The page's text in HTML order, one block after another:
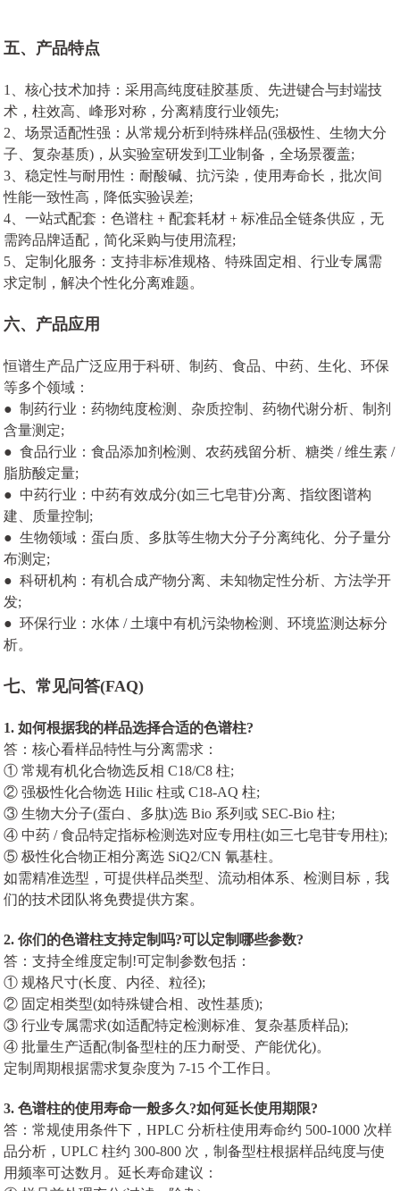
五、产品特点
1、核心技术加持：采用高纯度硅胶基质、先进键合与封端技
术，柱效高、峰形对称，分离精度行业领先;
2、场景适配性强：从常规分析到特殊样品(强极性、生物大分
子、复杂基质)，从实验室研发到工业制备，全场景覆盖;
3、稳定性与耐用性：耐酸碱、抗污染，使用寿命长，批次间
性能一致性高，降低实验误差;
4、一站式配套：色谱柱 + 配套耗材 + 标准品全链条供应，无
需跨品牌适配，简化采购与使用流程;
5、定制化服务：支持非标准规格、特殊固定相、行业专属需
求定制，解决个性化分离难题。
六、产品应用
恒谱生产品广泛应用于科研、制药、食品、中药、生化、环保
等多个领域：
● 制药行业：药物纯度检测、杂质控制、药物代谢分析、制剂
含量测定;
● 食品行业：食品添加剂检测、农药残留分析、糖类 / 维生素 /
脂肪酸定量;
● 中药行业：中药有效成分(如三七皂苷)分离、指纹图谱构
建、质量控制;
● 生物领域：蛋白质、多肽等生物大分子分离纯化、分子量分
布测定;
● 科研机构：有机合成产物分离、未知物定性分析、方法学开
发;
● 环保行业：水体 / 土壤中有机污染物检测、环境监测达标分
析。
七、常见问答(FAQ)
1. 如何根据我的样品选择合适的色谱柱?
答：核心看样品特性与分离需求：
① 常规有机化合物选反相 C18/C8 柱;
② 强极性化合物选 Hilic 柱或 C18-AQ 柱;
③ 生物大分子(蛋白、多肽)选 Bio 系列或 SEC-Bio 柱;
④ 中药 / 食品特定指标检测选对应专用柱(如三七皂苷专用柱);
⑤ 极性化合物正相分离选 SiQ2/CN 氰基柱。
如需精准选型，可提供样品类型、流动相体系、检测目标，我
们的技术团队将免费提供方案。
2. 你们的色谱柱支持定制吗?可以定制哪些参数?
答：支持全维度定制!可定制参数包括：
① 规格尺寸(长度、内径、粒径);
② 固定相类型(如特殊键合相、改性基质);
③ 行业专属需求(如适配特定检测标准、复杂基质样品);
④ 批量生产适配(制备型柱的压力耐受、产能优化)。
定制周期根据需求复杂度为 7-15 个工作日。
3. 色谱柱的使用寿命一般多久?如何延长使用期限?
答：常规使用条件下，HPLC 分析柱使用寿命约 500-1000 次样
品分析，UPLC 柱约 300-800 次，制备型柱根据样品纯度与使
用频率可达数月。延长寿命建议：